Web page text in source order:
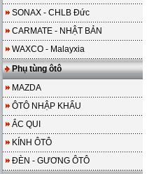
SONAX - CHLB Đức
CARMATE - NHẬT BẢN
WAXCO - Malayxia
Phụ tùng ôtô
MAZDA
ÔTÔ NHẬP KHẨU
ẮC QUI
KÍNH ÔTÔ
ĐÈN - GƯƠNG ÔTÔ